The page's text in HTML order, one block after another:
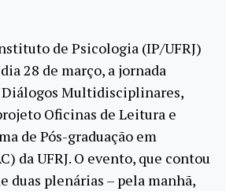
de Psicologia (IP/UFRJ)
28 de março, a jornada
Multidisciplinares,
Oficinas de Leitura e
de Pós-graduação em
da UFRJ. O evento, que contou
duas plenárias – pela manhã,